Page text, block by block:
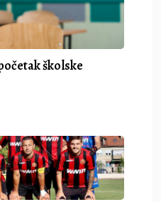
školske